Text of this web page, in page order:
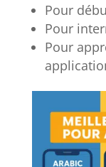
Pour
Pour
Pour